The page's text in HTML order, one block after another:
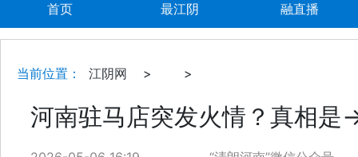
首页 最江阴 融直播
当前位置： 江阴网 > >
河南驻马店突发火情？真相是